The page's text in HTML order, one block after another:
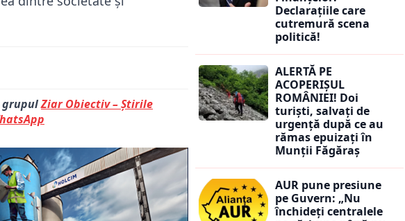
grupulZiar Obiectiv – Știrile
Declarațiile care
cutremură scena
politică!
ALERTĂ PE
ACOPERIȘUL
ROMÂNIEI! Doi
turiști, salvați de
urgență după ce au
rămas epuizați în
Munții Făgăraș
AUR pune presiune
pe Guvern: „Nu
închideți centralele